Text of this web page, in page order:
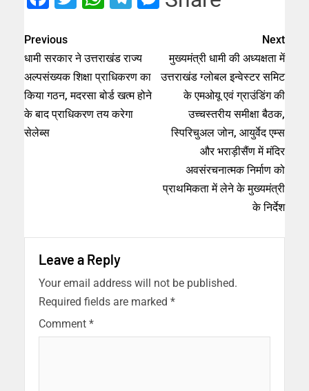
Previous
धामी सरकार ने उत्तराखंड राज्य
अल्पसंख्यक शिक्षा प्राधिकरण का
किया गठन, मदरसा बोर्ड खत्म होने
के बाद प्राधिकरण तय करेगा
सेलेब्स
Next
मुख्यमंत्री धामी की अध्यक्षता में
उत्तराखंड ग्लोबल इन्वेस्टर समिट
के एमओयू एवं ग्राउंडिंग की
उच्चस्तरीय समीक्षा बैठक,
स्पिरिचुअल जोन, आयुर्वेद एम्स
और भराड़ीसैंण में मंदिर
अवसंरचनात्मक निर्माण को
प्राथमिकता में लेने के मुख्यमंत्री
के निर्देश
Leave a Reply
Your email address will not be published.
Required fields are marked *
Comment *